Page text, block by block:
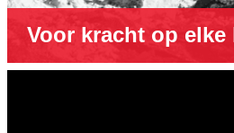
Voor kracht op elke